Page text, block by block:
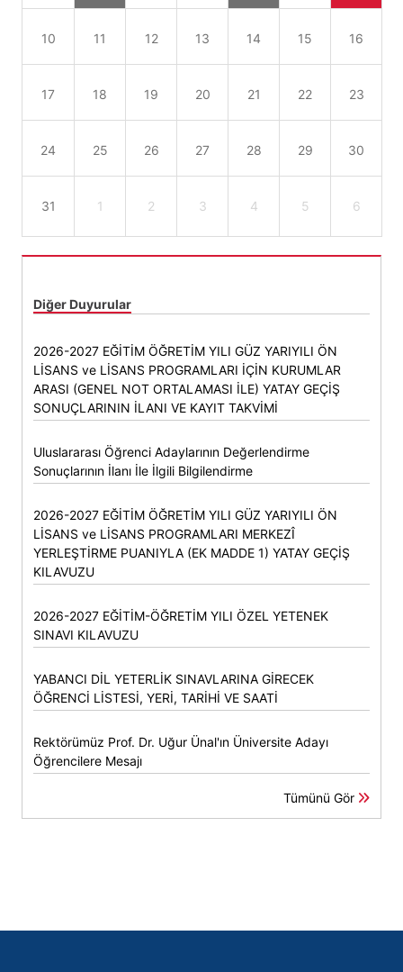
10 11 12 13 14 15 16
17 18 19 20 21 22 23
24 25 26 27 28 29 30
31 1 2 3 4 5 6
Diğer Duyurular
2026-2027 EĞİTİM ÖĞRETİM YILI GÜZ YARIYILI ÖN
LİSANS ve LİSANS PROGRAMLARI İÇİN KURUMLAR
ARASI (GENEL NOT ORTALAMASI İLE) YATAY GEÇİŞ
SONUÇLARININ İLANI VE KAYIT TAKVİMİ
Uluslararası Öğrenci Adaylarının Değerlendirme
Sonuçlarının İlanı İle İlgili Bilgilendirme
2026-2027 EĞİTİM ÖĞRETİM YILI GÜZ YARIYILI ÖN
LİSANS ve LİSANS PROGRAMLARI MERKEZÎ
YERLEŞTİRME PUANIYLA (EK MADDE 1) YATAY GEÇİŞ
KILAVUZU
2026-2027 EĞİTİM-ÖĞRETİM YILI ÖZEL YETENEK
SINAVI KILAVUZU
YABANCI DİL YETERLİK SINAVLARINA GİRECEK
ÖĞRENCİ LİSTESİ, YERİ, TARİHİ VE SAATİ
Rektörümüz Prof. Dr. Uğur Ünal'ın Üniversite Adayı
Öğrencilere Mesajı
Tümünü Gör